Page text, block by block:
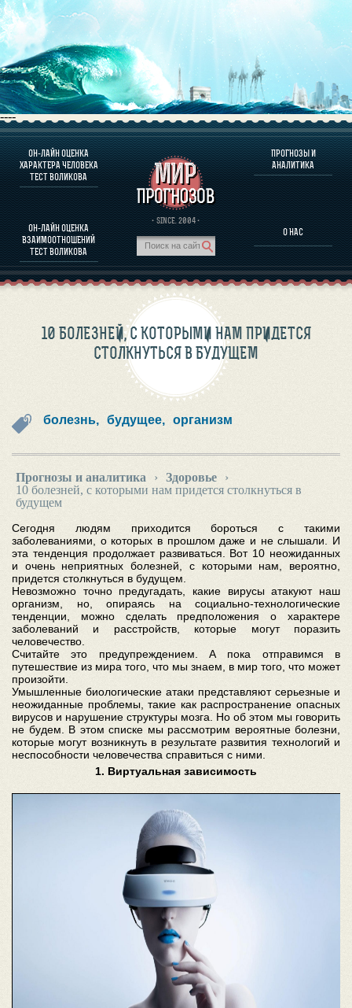
----
ОН-ЛАЙН ОЦЕНКА
ХАРАКТЕРА ЧЕЛОВЕКА
ТЕСТ ВОЛИКОВА
ОН-ЛАЙН ОЦЕНКА
ВЗАИМООТНОШЕНИЙ
ТЕСТ ВОЛИКОВА
· SINCE. 2004 ·
ПРОГНОЗЫ И
АНАЛИТИКА
О НАС
О ПРОГРАММЕ
ОЦЕНКА ХАРАКТЕРA ЧЕЛОВЕКА
ОЦЕНКА ХАРАКТЕРА ВЫДАЮЩИХСЯ ЛИЧНОСТЕЙ
О ПРОГРАММЕ
ПРОГНОЗЫ И АНАЛИТИКА
10 БОЛЕЗНЕЙ, С КОТОРЫМИ НАМ ПРИДЕТСЯ
СТОЛКНУТЬСЯ В БУДУЩЕМ
болезнь, будущее, организм
Прогнозы и аналитика › Здоровье
›
10 болезней, с которыми нам придется столкнуться в
будущем
Сегодня людям приходится бороться с такими
заболеваниями, о которых в прошлом даже и не слышали. И
эта тенденция продолжает развиваться. Вот 10 неожиданных
и очень неприятных болезней, с которыми нам, вероятно,
придется столкнуться в будущем.
Невозможно точно предугадать, какие вирусы атакуют наш
организм, но, опираясь на социально-технологические
тенденции, можно сделать предположения о характере
заболеваний и расстройств, которые могут поразить
человечество.
Считайте это предупреждением. А пока отправимся в
путешествие из мира того, что мы знаем, в мир того, что может
произойти.
Умышленные биологические атаки представляют серьезные и
неожиданные проблемы, такие как распространение опасных
вирусов и нарушение структуры мозга. Но об этом мы говорить
не будем. В этом списке мы рассмотрим вероятные болезни,
которые могут возникнуть в результате развития технологий и
неспособности человечества справиться с ними.
1. Виртуальная зависимость